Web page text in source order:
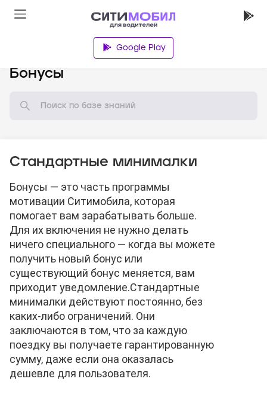
Google Play
Бонусы
Стандартные минималки
Бонусы — это часть программы
мотивации Ситимобила, которая
помогает вам зарабатывать больше.
Для их включения не нужно делать
ничего специального — когда вы можете
получить новый бонус или
существующий бонус меняется, вам
приходит уведомление.Стандартные
минималки действуют постоянно, без
каких-либо ограничений. Они
заключаются в том, что за каждую
поездку вы получаете гарантированную
сумму, даже если она оказалась
дешевле для пользователя.